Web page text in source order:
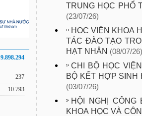
9.898.294
237
10.793
TRUNG HỌC PHỔ
(23/07/26)
HỌC VIỆN KHOA
TÁC ĐÀO TẠO
HẠT NHÂN (08/07/26)
CHI BỘ HỌC
BỘ KẾT HỢP SINH
(03/07/26)
HỘI NGHỊ
KHOA HỌC VÀ